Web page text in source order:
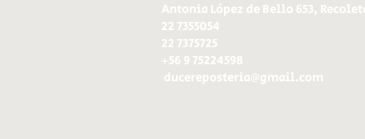
Antonia López de Bello 653,
22 7355054
22 7375725
+56 9 75224598
ducereposteria@gmail.com